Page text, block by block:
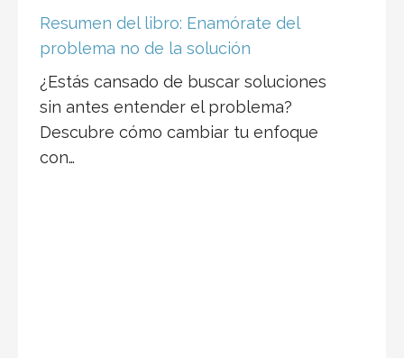
Resumen del libro: Enamórate del
problema no de la solución
¿Estás cansado de buscar soluciones
sin antes entender el problema?
Descubre cómo cambiar tu enfoque
con…